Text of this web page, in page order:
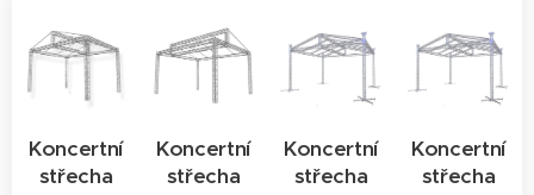
Koncertní
střecha
Koncertní
střecha
Koncertní
střecha
Koncertní
střecha